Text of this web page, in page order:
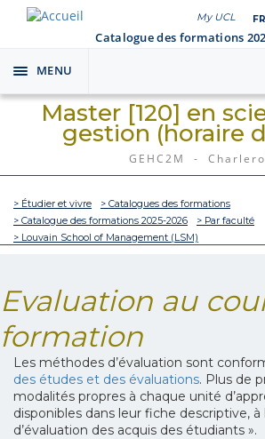
My UCL FR
Catalogue des formations
Toggle
navigation
MENU
Master [120] en
gestion (horaire
GEHC2M -
> Étudier et vivre
> Catalogues des formations
> Catalogue des formations 2025-2026
> Par faculté
> Louvain School of Management (LSM)
Evaluation au
formation
Les méthodes d’évaluation sont
des études et des évaluations. Plus de
modalités propres à chaque unité
disponibles dans leur fiche descriptive,
d’évaluation des acquis des étudiants ».